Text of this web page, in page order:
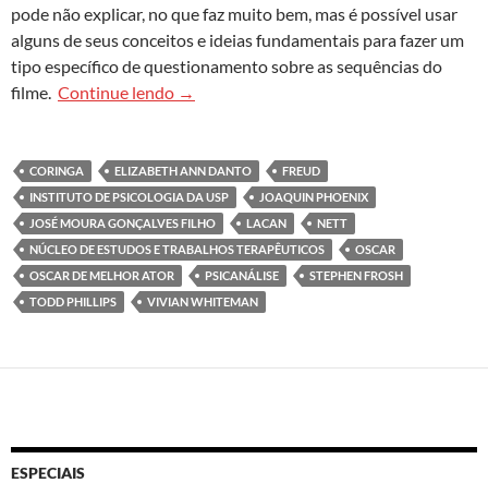
pode não explicar, no que faz muito bem, mas é possível usar
alguns de seus conceitos e ideias fundamentais para fazer um
tipo específico de questionamento sobre as sequências do
filme. Continue lendo A quem interessa manter populações
→
CORINGA ELIZABETH ANN DANTO
FREUD
INSTITUTO DE PSICOLOGIA DA USP
JOAQUIN PHOENIX
JOSÉ MOURA GONÇALVES FILHO
LACAN
NETT
NÚCLEO DE ESTUDOS E TRABALHOS TERAPÊUTICOS
OSCAR
OSCAR DE MELHOR ATOR
PSICANÁLISE
STEPHEN FROSH
TODD PHILLIPS
VIVIAN WHITEMAN
ESPECIAIS